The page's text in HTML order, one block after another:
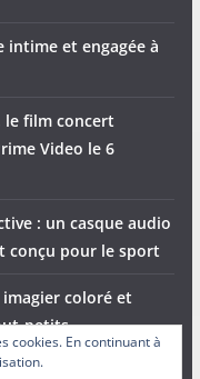
intime et engagée à
le film concert
Video le 6
: un casque audio
conçu pour le sport
coloré et
petits
cookies. En continuant à